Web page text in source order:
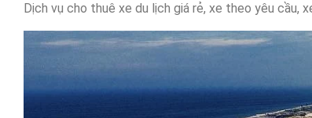
Dịch vụ cho thuê xe du lịch giá rẻ, xe theo yêu cầu,